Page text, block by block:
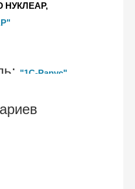
НУКЛЕАР,
первой АЭС в
"1С-Рарус"